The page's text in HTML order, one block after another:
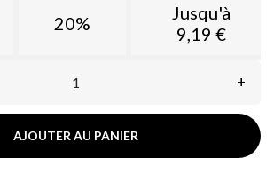
20%
Jusqu'à
9,19 €
+
AJOUTER AU PANIER